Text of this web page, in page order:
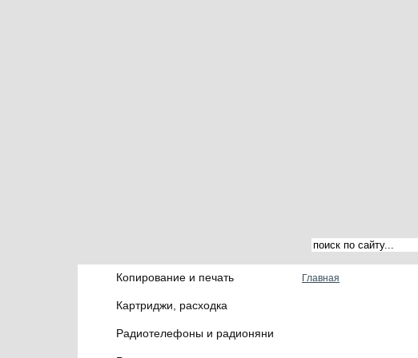
Копирование и печать
Картриджи, расходка
Радиотелефоны и радионяни
Главная